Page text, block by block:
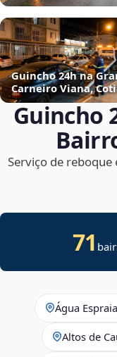
Guincho 24h na
Carneiro Viana,
Guincho
Serviço de
71
Água
Altos de